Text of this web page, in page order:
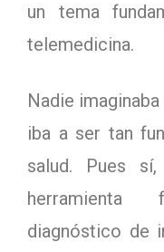
un tema
telemedicina.
Nadie
iba a ser tan
salud. Pues
herramienta
diagnóstico de